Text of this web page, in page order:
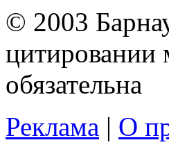
© 2003
цитировании
обязательна
Реклама | О